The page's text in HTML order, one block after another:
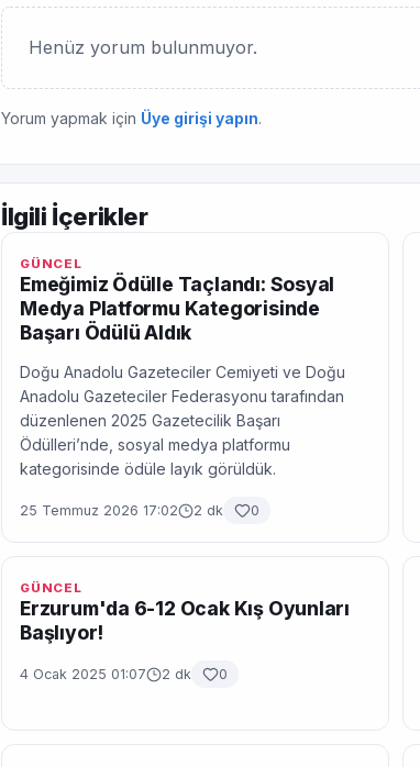
Henüz yorum bulunmuyor.
Yorum yapmak için Üye girişi yapın.
İlgili İçerikler
GÜNCEL
Emeğimiz Ödülle Taçlandı: Sosyal
Medya Platformu Kategorisinde
Başarı Ödülü Aldık
Doğu Anadolu Gazeteciler Cemiyeti ve Doğu
Anadolu Gazeteciler Federasyonu tarafından
düzenlenen 2025 Gazetecilik Başarı
Ödülleri’nde, sosyal medya platformu
kategorisinde ödüle layık görüldük.
25 Temmuz 2026 17:02 2 dk 0
GÜNCEL
Erzurum'da 6-12 Ocak Kış Oyunları
Başlıyor!
4 Ocak 2025 01:07 2 dk 0